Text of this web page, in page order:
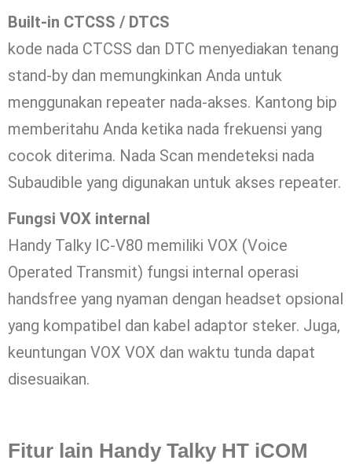
Built-in CTCSS / DTCS
kode nada CTCSS dan DTC menyediakan tenang
stand-by dan memungkinkan Anda untuk
menggunakan repeater nada-akses. Kantong bip
memberitahu Anda ketika nada frekuensi yang
cocok diterima. Nada Scan mendeteksi nada
Subaudible yang digunakan untuk akses repeater.
Fungsi VOX internal
Handy Talky IC-V80 memiliki VOX (Voice
Operated Transmit) fungsi internal operasi
handsfree yang nyaman dengan headset opsional
yang kompatibel dan kabel adaptor steker. Juga,
keuntungan VOX VOX dan waktu tunda dapat
disesuaikan.
Fitur lain Handy Talky HT iCOM